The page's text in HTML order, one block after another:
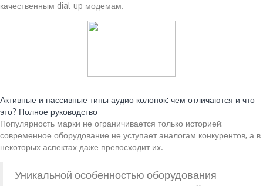
качественным dial-up модемам.
Активные и пассивные типы аудио колонок: чем отличаются и что
это? Полное руководство
Популярность марки не ограничивается только историей:
современное оборудование не уступает аналогам конкурентов, а в
некоторых аспектах даже превосходит их.
Уникальной особенностью оборудования